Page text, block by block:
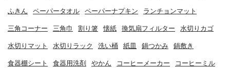
ふきん ペーパータオル ペーパーナプキン ランチョンマット
三角コーナー 三角巾 割り箸 懐紙 換気扇フィルター 水切りカゴ
水切りマット 水切りラック 洗い桶 紙皿 鍋つかみ 鍋敷き
食器棚シート 食器用洗剤 やかん コーヒーメーカー コーヒーミル